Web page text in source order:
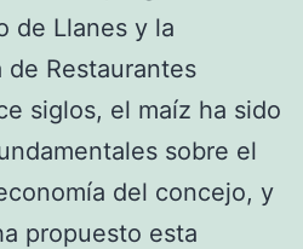
de Llanes y la
de Restaurantes
siglos, el maíz ha sido
sobre el
del concejo, y
propuesto esta